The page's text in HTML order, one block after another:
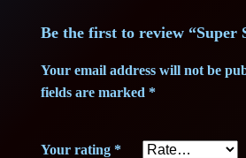
Be the first to review “Super
Your email address will not be
fields are marked*
Your rating *